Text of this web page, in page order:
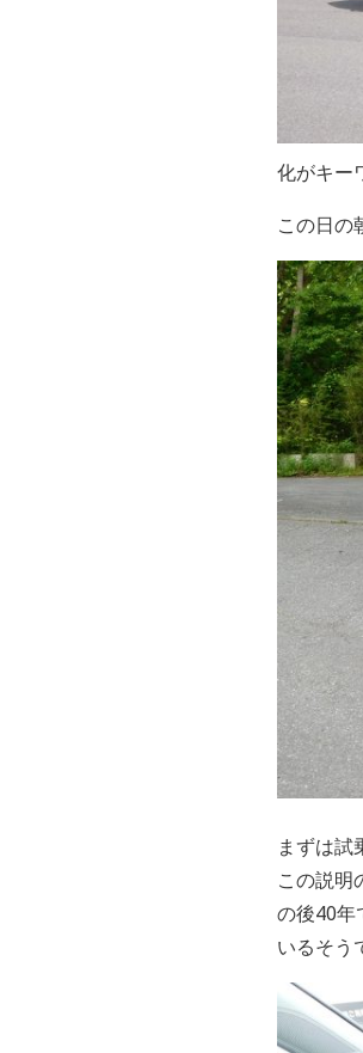
化がキー
この日の
まずは試
この説明
の後40年
いるそう